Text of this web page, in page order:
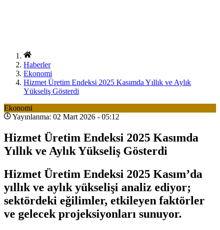
Haberler
Ekonomi
Hizmet Üretim Endeksi 2025 Kasımda Yıllık ve Aylık
Yükseliş Gösterdi
Ekonomi
Yayınlanma: 02 Mart 2026 - 05:12
Hizmet Üretim Endeksi 2025 Kasımda
Yıllık ve Aylık Yükseliş Gösterdi
Hizmet Üretim Endeksi 2025 Kasım’da
yıllık ve aylık yükselişi analiz ediyor;
sektördeki eğilimler, etkileyen faktörler
ve gelecek projeksiyonları sunuyor.